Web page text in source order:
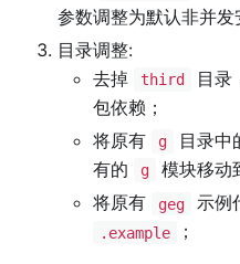
参数调整为默认非并发
目录调整:
去掉
third 目录
包依赖；
将原有
g
目录中
有的
g 模块移动
将原有
geg 示例
.example ；